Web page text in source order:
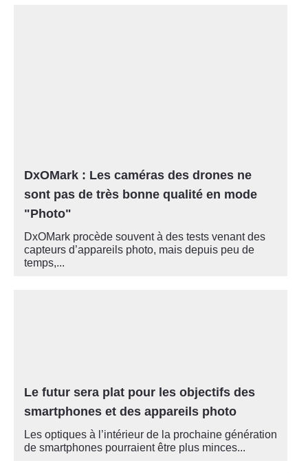
DxOMark : Les caméras des drones ne
sont pas de très bonne qualité en mode
"Photo"
DxOMark procède souvent à des tests venant des
capteurs d’appareils photo, mais depuis peu de
temps,...
Le futur sera plat pour les objectifs des
smartphones et des appareils photo
Les optiques à l’intérieur de la prochaine génération
de smartphones pourraient être plus minces...